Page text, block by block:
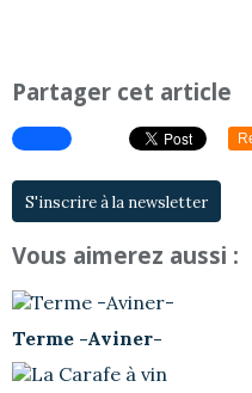
Partager cet article
S'inscrire à la newsletter
Vous aimerez aussi :
Terme -Aviner-